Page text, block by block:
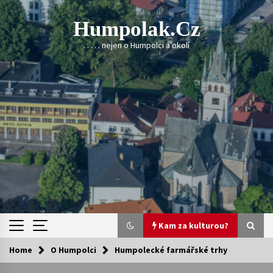
Skip
to
content
Humpolak.cz
. . . . . nejen o Humpolci a okolí
Kam za kulturou?
Kam za kulturou?
Home O Humpolci Humpolecké farmářské trhy